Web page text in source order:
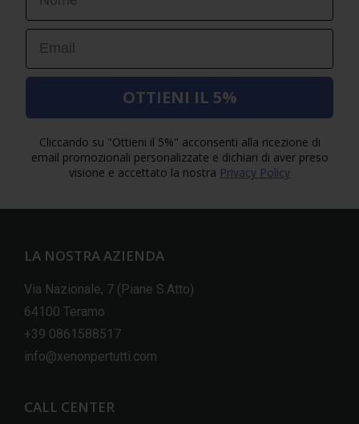
Email
OTTIENI IL 5%
Cliccando su "Ottieni il 5%" acconsenti alla ricezione di
email promozionali personalizzate e dichiari di aver preso
visione e accettato la nostra Privacy Policy
LA NOSTRA AZIENDA
Via Nazionale, 7 (Piane S.Atto)
64100 Teramo
+39 0861588517
info@xenonpertutti.com
CALL CENTER